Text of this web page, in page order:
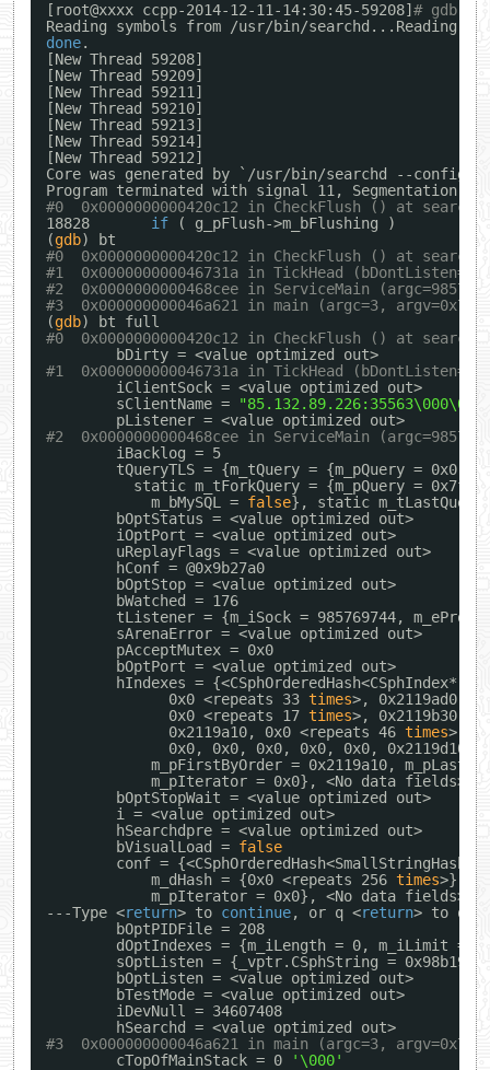
[root@xxxx ccpp-2014-12-11-14:30:45-59208] # gdb /
Reading symbols from
/usr/bin/searchd ...Reading
done.
[New Thread 59208]
[New Thread 59209]
[New Thread 59211]
[New Thread 59210]
[New Thread 59213]
[New Thread 59214]
[New Thread 59212]
Core was generated by ` /usr/bin/searchd --config /
Program terminated with signal 11, Segmentation
#0  0x0000000000420c12 in CheckFlush () at
18828 if
( g_pFlush->m_bFlushing )
(gdb) bt
#0  0x0000000000420c12 in CheckFlush () at
#1  0x000000000046731a in TickHead
#2  0x0000000000468cee in ServiceMain
#3  0x000000000046a621 in main (argc=3,
(gdb) bt full
#0  0x0000000000420c12 in CheckFlush () at
bDirty = <value optimized out>
#1  0x000000000046731a in TickHead
iClientSock = <value optimized out>
sClientName =
pListener = <value optimized out>
#2  0x0000000000468cee in ServiceMain
iBacklog = 5
tQueryTLS = {m_tQuery = {m_pQuery = 0x0,
static m_tForkQuery = {m_pQuery =
m_bMySQL = false}, static
bOptStatus = <value optimized out>
iOptPort = <value optimized out>
uReplayFlags = <value optimized out>
hConf = @0x9b27a0
bOptStop = <value optimized out>
bWatched = 176
tListener = {m_iSock = 985769744, m_eProto =
sArenaError = <value optimized out>
pAcceptMutex = 0x0
bOptPort = <value optimized out>
hIndexes = {<CSphOrderedHash<CSphIndex*,
0x0 <repeats 33 times>, 0x2119ad0,
0x0 <repeats 17 times>, 0x2119b30,
0x2119a10, 0x0 <repeats 46 times>,
0x0, 0x0, 0x0, 0x0, 0x0, 0x2119d10,
m_pFirstByOrder = 0x2119a10,
m_pIterator = 0x0}, <No data fields>}
bOptStopWait = <value optimized out>
i = <value optimized out>
hSearchdpre = <value optimized out>
bVisualLoad = false
conf =
m_dHash = {0x0 <repeats 256 times>},
m_pIterator = 0x0}, <No data fields>}
---Type <return> to continue, or q <return> to
bOptPIDFile = 208
dOptIndexes = {m_iLength = 0, m_iLimit =
sOptListen = {_vptr.CSphString = 0x98b190,
bOptListen = <value optimized out>
bTestMode = <value optimized out>
iDevNull = 34607408
hSearchd = <value optimized out>
#3  0x000000000046a621 in main (argc=3,
cTopOfMainStack = 0
'\000'